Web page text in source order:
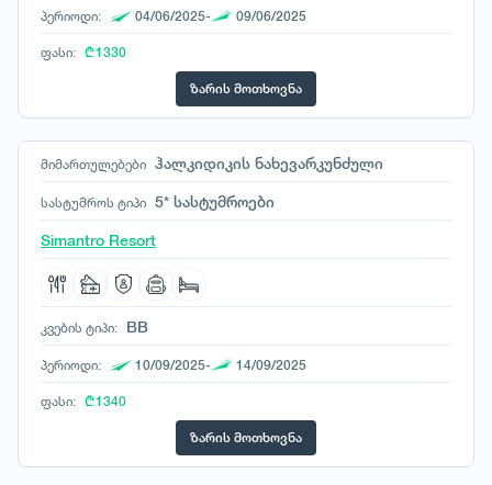
რუმინეთი
რუსეთი
სამხრეთ კორეა
სეიშელის კუნძულები
სინგაპური
სლოვაკეთი
სომხეთი
ტაილანდი
უზბეკეთი
უკრაინა
ფილიპინები
პერიოდი: 04/06/2025- 09/06/2025
ფასი: ₾ 1330
ზარის მოთხოვნა
მიმართულებები ჰალკიდიკის ნახევარკუნძული
სასტუმროს ტიპი 5* სასტუმროები
Simantro Resort
კვების ტიპი: BB
პერიოდი: 10/09/2025- 14/09/2025
ფასი: ₾ 1340
ზარის მოთხოვნა